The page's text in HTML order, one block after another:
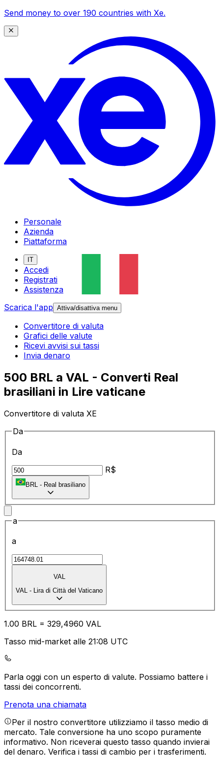
Send money to over 190 countries with Xe.
Personale
Azienda
Piattaforma
IT
Accedi
Registrati
Assistenza
Scarica l'app Attiva/disattiva menu
Convertitore di valuta
Grafici delle valute
Ricevi avvisi sui tassi
Invia denaro
500 BRL a VAL - Converti Real
brasiliani in Lire vaticane
Convertitore di valuta XE
Da
Da
R$
BRL - Real brasiliano
a
a
VAL
VAL - Lira di Città del Vaticano
1.00 BRL = 329,4960 VAL
Tasso mid-market alle 21:08 UTC
Parla oggi con un esperto di valute. Possiamo battere i
tassi dei concorrenti.
Prenota una chiamata
Per il nostro convertitore utilizziamo il tasso medio di
mercato. Tale conversione ha uno scopo puramente
informativo. Non riceverai questo tasso quando invierai
del denaro. Verifica i tassi di cambio per i trasferimenti.